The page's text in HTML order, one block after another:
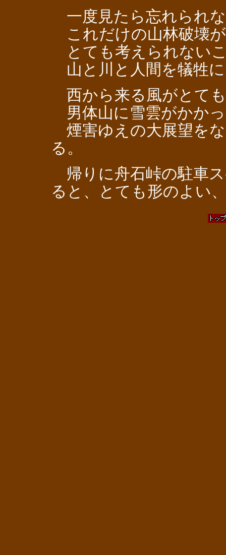
一度見たら忘れられ
これだけの山林破壊
とても考えられない
山と川と人間を犠牲
西から来る風がとて
男体山に雪雲がかか
煙害ゆえの大展望を
る。
帰りに舟石峠の駐車
ると、とても形のよい